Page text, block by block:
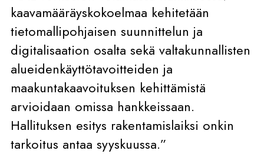
kaavamääräyskokoelmaa kehitetään
tietomallipohjaisen suunnittelun ja
digitalisaation osalta sekä valtakunnallisten
alueidenkäyttötavoitteiden ja
maakuntakaavoituksen kehittämistä
arvioidaan omissa hankkeissaan.
Hallituksen esitys rakentamislaiksi onkin
tarkoitus antaa syyskuussa.”